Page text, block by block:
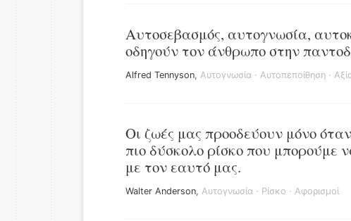
Αυτοσεβασμός, αυτογνωσία,
οδηγούν τον άνθρωπο στην
Alfred Tennyson, Αυτογνωσία · Αυτοπεποίθηση ·
Οι ζωές μας προοδεύουν μόνο
πιο δύσκολο ρίσκο που μπορούμε
με τον εαυτό μας.
Walter Anderson, Αυτογνωσία · Ρίσκο · Αφορισμοί